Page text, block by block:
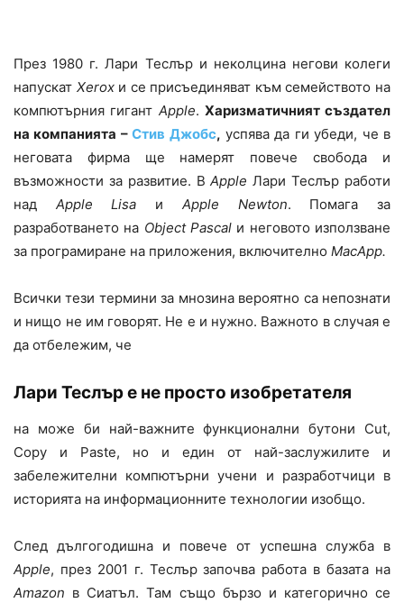
През 1980 г. Лари Теслър и неколцина негови колеги
напускат Xeroxи се присъединяват към семейството на
компютърния гигант Apple. Харизматичният създател
на компанията –Стив Джобс, успява да ги убеди, че в
неговата фирма ще намерят повече свобода и
възможности за развитие. ВApple Лари Теслър работи
над Apple Lisa и Apple Newton. Помага за
разработването на Object Pascal и неговото използване
за програмиране на приложения, включително MacApp.
Всички тези термини за мнозина вероятно са непознати
и нищо не им говорят. Не е и нужно. Важното в случая е
да отбележим, че
Лари Теслър е не просто изобретателя
на може би най-важните функционални бутони Cut,
Copy и Paste, но и един от най-заслужилите и
забележителни компютърни учени и разработчици в
историята на информационните технологии изобщо.
След дългогодишна и повече от успешна служба в
Apple, през 2001 г. Теслър започва работа в базата на
Amazon в Сиатъл. Там също бързо и категорично се